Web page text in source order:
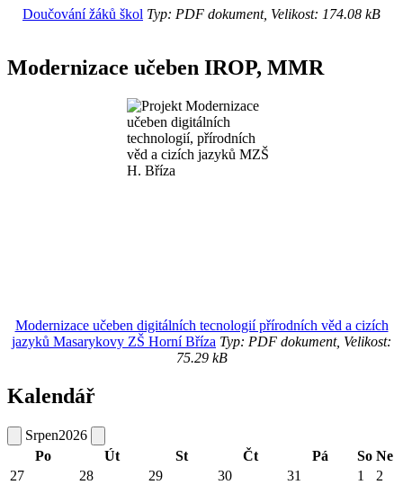
Doučování žáků škol Typ: PDF dokument, Velikost: 174.08 kB
Modernizace učeben IROP, MMR
Modernizace učeben digitálních tecnologií přírodních věd a cizích
jazyků Masarykovy ZŠ Horní Bříza Typ: PDF dokument, Velikost:
75.29 kB
Kalendář
Srpen2026
Po
Út St Čt Pá So Ne
27
28 29 30 31 1
2